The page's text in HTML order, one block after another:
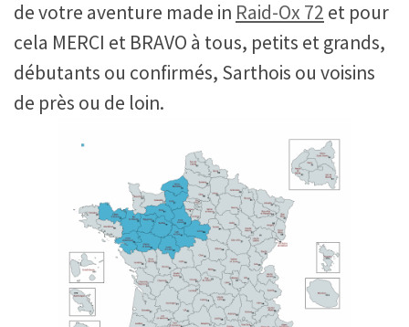
de votre aventure made in Raid-Ox 72 et pour
cela MERCI et BRAVO à tous, petits et grands,
débutants ou confirmés, Sarthois ou voisins
de près ou de loin.